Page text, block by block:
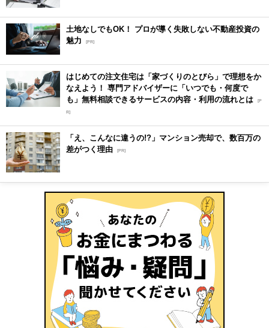
土地なしでもOK！ プロが導く失敗しない不動産投資の
魅力
[PR]
はじめての注文住宅は「家づくりのとびら」で理想をか
なえよう！ 専門アドバイザーに「いつでも・何度で
も」無料相談できるサービスの内容・利用の流れとは [P
R]
「え、こんなに違うの!?」マンション売却で、数百万の
差がつく理由 [PR]